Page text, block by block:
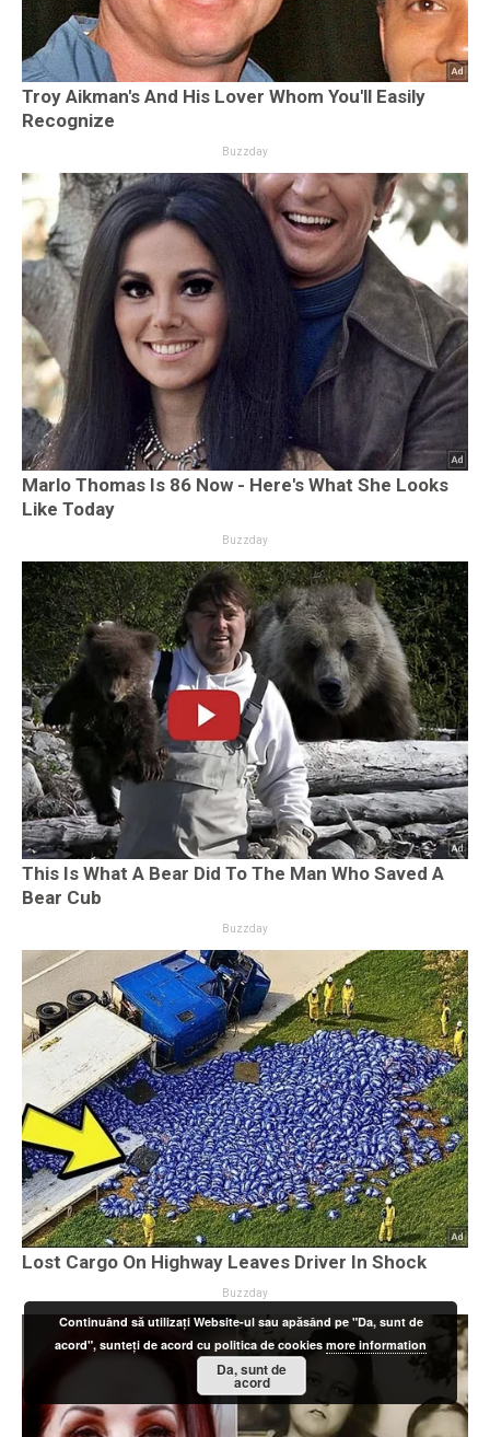
Continuând să utilizați Website-ul sau apăsând pe "Da, sunt de
acord", sunteți de acord cu politica de cookiesmore information
Da, sunt de
acord